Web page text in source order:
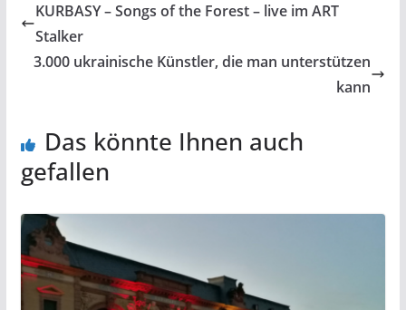
KURBASY – Songs of the Forest – live im ART
Stalker
3.000 ukrainische Künstler, die man unterstützen
kann
Das könnte Ihnen auch
gefallen